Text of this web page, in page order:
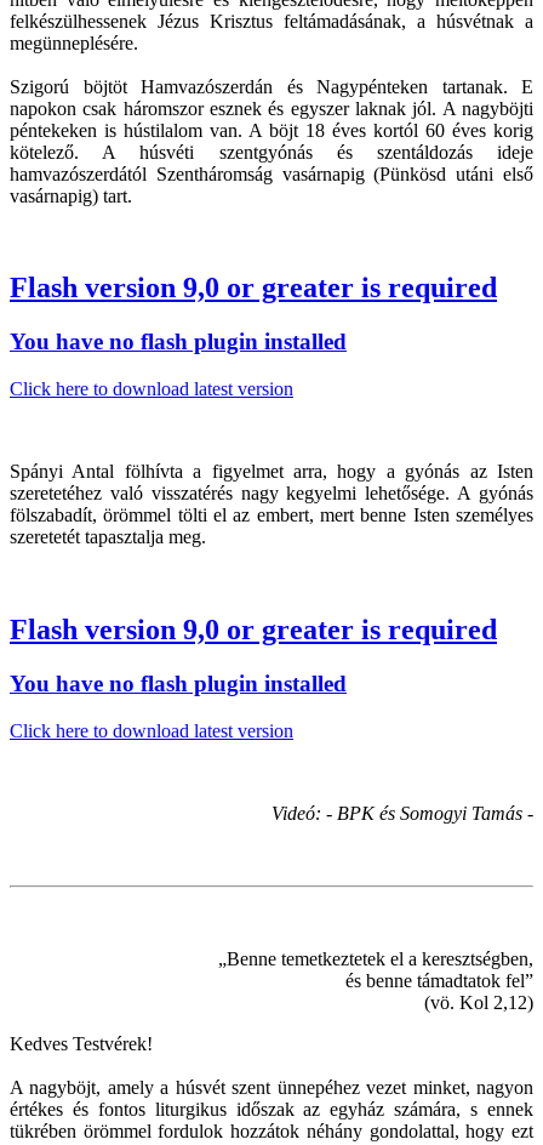
felkészülhessenek Jézus Krisztus feltámadásának, a húsvétnak a
megünneplésére.
Szigorú böjtöt Hamvazószerdán és Nagypénteken tartanak. E
napokon csak háromszor esznek és egyszer laknak jól. A nagyböjti
péntekeken is hústilalom van. A böjt 18 éves kortól 60 éves korig
kötelező. A húsvéti szentgyónás és szentáldozás ideje
hamvazószerdától Szentháromság vasárnapig (Pünkösd utáni első
vasárnapig) tart.
Flash version 9,0 or greater is required
You have no flash plugin installed
Click here to download latest version
Spányi Antal fölhívta a figyelmet arra, hogy a gyónás az Isten
szeretetéhez való visszatérés nagy kegyelmi lehetősége. A gyónás
fölszabadít, örömmel tölti el az embert, mert benne Isten személyes
szeretetét tapasztalja meg.
Flash version 9,0 or greater is required
You have no flash plugin installed
Click here to download latest version
Videó: - BPK és Somogyi Tamás -
„Benne temetkeztetek el a keresztségben,
és benne támadtatok fel”
(vö. Kol 2,12)
Kedves Testvérek!
A nagyböjt, amely a húsvét szent ünnepéhez vezet minket, nagyon
értékes és fontos liturgikus időszak az egyház számára, s ennek
tükrében örömmel fordulok hozzátok néhány gondolattal, hogy ezt